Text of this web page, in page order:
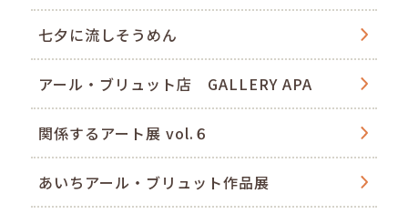
七夕に流しそうめん
アール・ブリュット店 GALLERY APA
関係するアート展 vol.６
あいちアール・ブリュット作品展